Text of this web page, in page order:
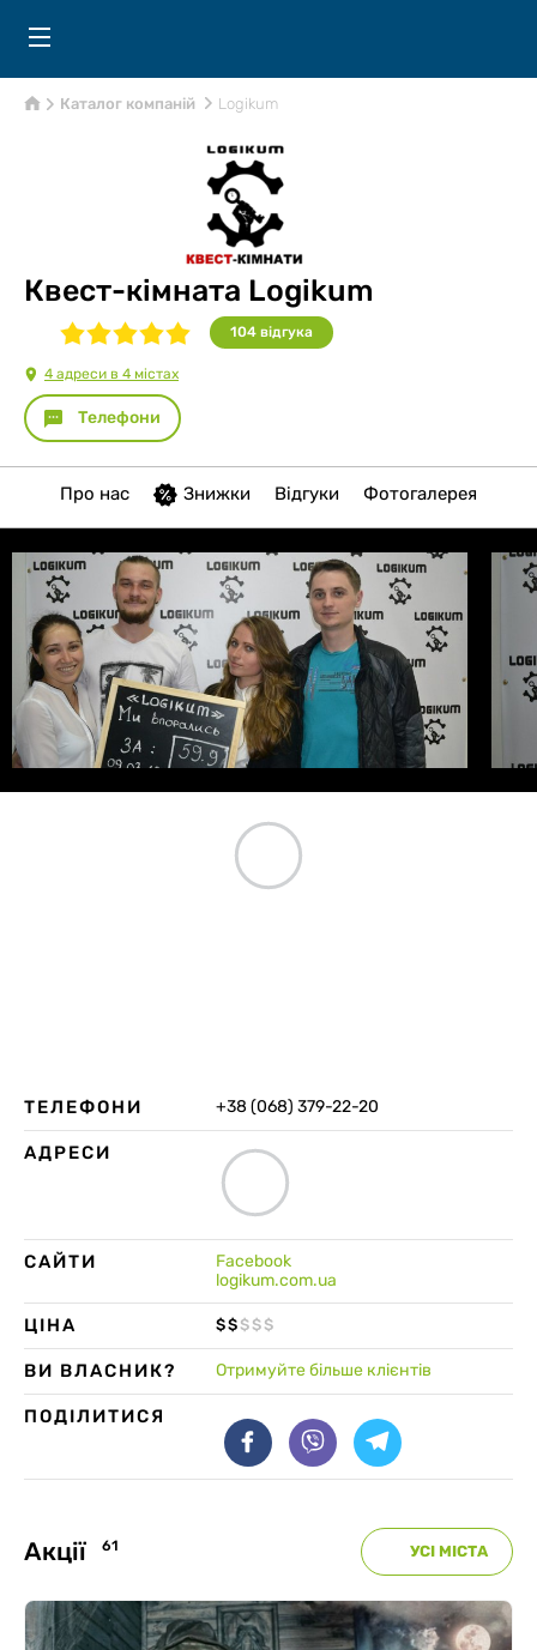
Каталог компаній Logikum
Квест-кімната Logikum
104 відгукa
4 адреси в 4 містах
Телефони
Про нас Знижки Відгуки Фотогалерея
Акції 61 УСІ МІСТА
ТЕЛЕФОНИ +38 (068) 379-22-20
АДРЕСИ
САЙТИ
Facebook
logikum.com.ua
ЦІНА $$ $ $ $
ВИ ВЛАСНИК? Отримуйте більше клієнтів
ПОДІЛИТИСЯ